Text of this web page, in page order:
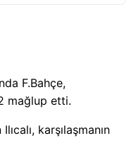
F.Bahçe,
mağlup etti.
karşılaşmanın